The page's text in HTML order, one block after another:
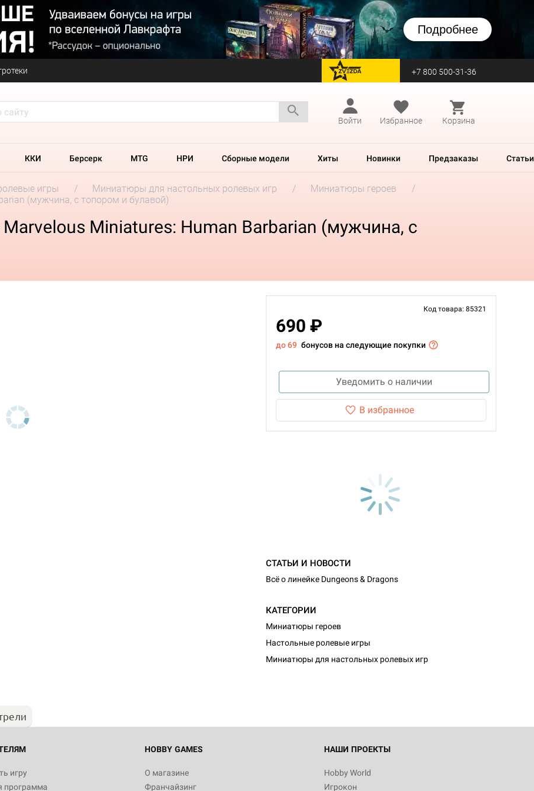
Подробнее
перейти на Zvezda +7 800 500-31-36
Войти
Избранное Корзина
ККИ Берсерк MTG НРИ Сборные модели Хиты Новинки Предзаказы Статьи
игры Миниатюры для настольных ролевых игр
Миниатюры героев
(мужчина, с топором и булавой)
Miniatures: Human Barbarian (мужчина, с
Код товара: 85321
690 ₽
до 69 бонусов на следующие покупки
Уведомить о наличии
В избранное
СТАТЬИ И НОВОСТИ
Всё о линейке Dungeons & Dragons
КАТЕГОРИИ
Миниатюры героев
Настольные ролевые игры
Миниатюры для настольных ролевых игр
игру
программа
HOBBY GAMES
О магазине
Франчайзинг
НАШИ ПРОЕКТЫ
Hobby World
Игрокон